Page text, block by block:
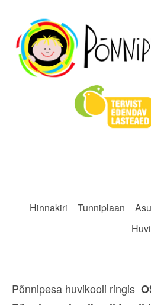
Hinnakiri Tunniplaan
Põnnipesa huvikooli ringis